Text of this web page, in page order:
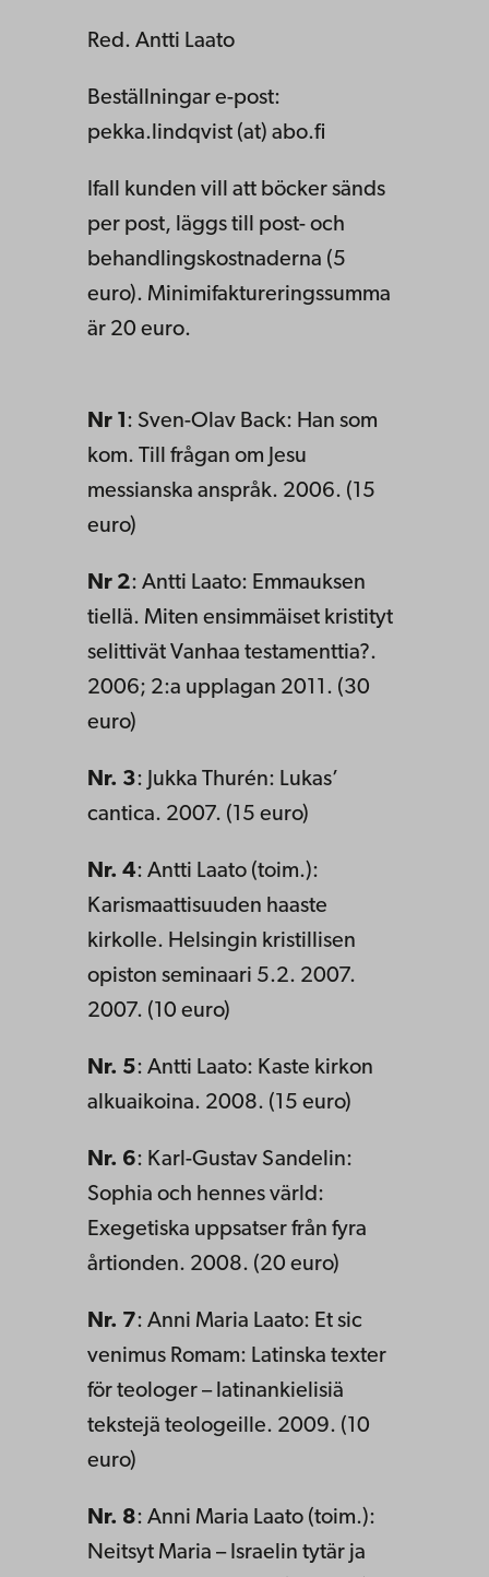
Red. Antti Laato
Beställningar e-post:
pekka.lindqvist (at) abo.fi
Ifall kunden vill att böcker sänds
per post, läggs till post- och
behandlingskostnaderna (5
euro). Minimifaktureringssumma
är 20 euro.
Nr 1: Sven-Olav Back: Han som
kom. Till frågan om Jesu
messianska anspråk. 2006. (15
euro)
Nr 2: Antti Laato: Emmauksen
tiellä. Miten ensimmäiset kristityt
selittivät Vanhaa testamenttia?.
2006; 2:a upplagan 2011. (30
euro)
Nr. 3: Jukka Thurén: Lukas’
cantica. 2007. (15 euro)
Nr. 4: Antti Laato (toim.):
Karismaattisuuden haaste
kirkolle. Helsingin kristillisen
opiston seminaari 5.2. 2007.
2007. (10 euro)
Nr. 5: Antti Laato: Kaste kirkon
alkuaikoina. 2008. (15 euro)
Nr. 6: Karl-Gustav Sandelin:
Sophia och hennes värld:
Exegetiska uppsatser från fyra
årtionden. 2008. (20 euro)
Nr. 7: Anni Maria Laato: Et sic
venimus Romam: Latinska texter
för teologer – latinankielisiä
tekstejä teologeille. 2009. (10
euro)
Nr. 8: Anni Maria Laato (toim.):
Neitsyt Maria – Israelin tytär ja